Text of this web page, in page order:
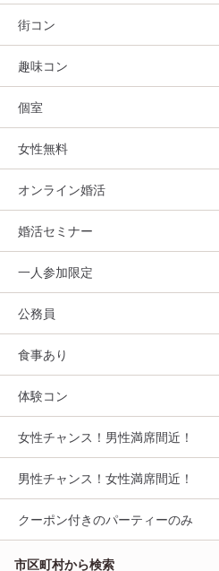
街コン
趣味コン
個室
女性無料
オンライン婚活
婚活セミナー
一人参加限定
公務員
食事あり
体験コン
女性チャンス！男性満席間近！
男性チャンス！女性満席間近！
クーポン付きのパーティーのみ
市区町村から検索